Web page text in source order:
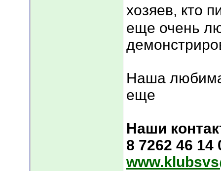
хозяев, кто
еще очень
Наша
еще
Наши
8 7262 46 14